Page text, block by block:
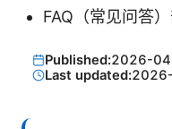
FAQ（常见问答
Published:2026-
Last updated: